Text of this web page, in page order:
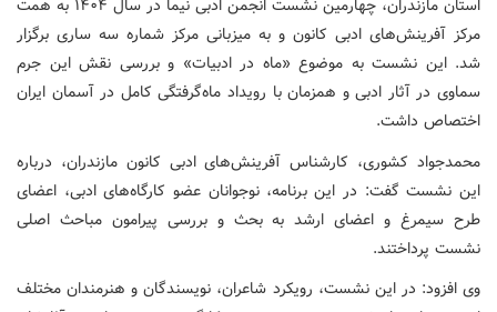
استان مازندران، چهارمین نشست انجمن ادبی نیما در سال ۱۴۰۴ به همت
مرکز آفرینش‌های ادبی کانون و به میزبانی مرکز شماره سه ساری برگزار
شد. این نشست به موضوع «ماه در ادبیات» و بررسی نقش این جرم
سماوی در آثار ادبی و همزمان با رویداد ماه‌گرفتگی کامل در آسمان ایران
اختصاص داشت.
محمدجواد کشوری، کارشناس آفرینش‌های ادبی کانون مازندران، درباره
این نشست گفت: در این برنامه، نوجوانان عضو کارگاه‌های ادبی، اعضای
طرح سیمرغ و اعضای ارشد به بحث و بررسی پیرامون مباحث اصلی
نشست پرداختند.
وی افزود: در این نشست، رویکرد شاعران، نویسندگان و هنرمندان مختلف